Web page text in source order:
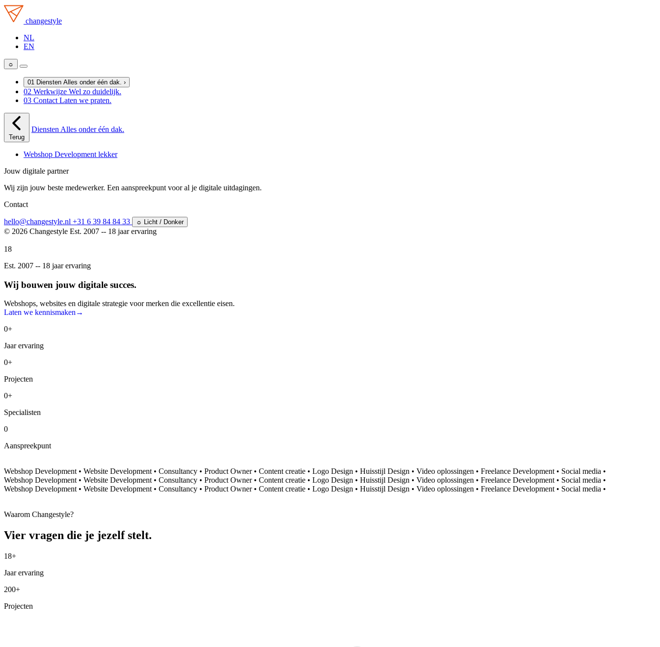
changestyle
NL
EN
☼
01 Diensten Alles onder één dak. ›
02 Werkwijze Wel zo duidelijk.
03 Contact Laten we praten.
Terug
Diensten Alles onder één dak.
Webshop Development lekker
Jouw digitale partner
Wij zijn jouw beste medewerker. Een aanspreekpunt voor al je digitale uitdagingen.
Contact
hello@changestyle.nl +31 6 39 84 84 33 ☼ Licht / Donker
© 2026 Changestyle Est. 2007 -- 18 jaar ervaring
18
Est. 2007 -- 18 jaar ervaring
Wij bouwen jouw digitale succes.
Webshops, websites en digitale strategie voor merken die excellentie eisen.
Laten we kennismaken→
0+
Jaar ervaring
0+
Projecten
0+
Specialisten
0
Aanspreekpunt
Webshop Development • Website Development • Consultancy • Product Owner • Content creatie • Logo Design • Huisstijl Design • Video oplossingen • Freelance Development • Social media •
Webshop Development • Website Development • Consultancy • Product Owner • Content creatie • Logo Design • Huisstijl Design • Video oplossingen • Freelance Development • Social media •
Webshop Development • Website Development • Consultancy • Product Owner • Content creatie • Logo Design • Huisstijl Design • Video oplossingen • Freelance Development • Social media •
Waarom Changestyle?
Vier vragen die je jezelf stelt.
18+
Jaar ervaring
200+
Projecten